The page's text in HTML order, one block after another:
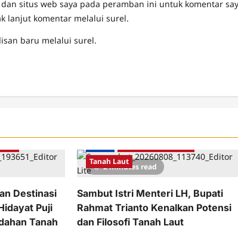
situs web saya pada peramban ini untuk komentar
lanjut komentar melalui surel.
baru melalui surel.
Destinasi
Puji
Tanah
2 minutes read
Tanah Laut
Sambut Istri Menteri LH, Bupati
Rahmat Trianto Kenalkan Potensi
dan Filosofi Tanah Laut